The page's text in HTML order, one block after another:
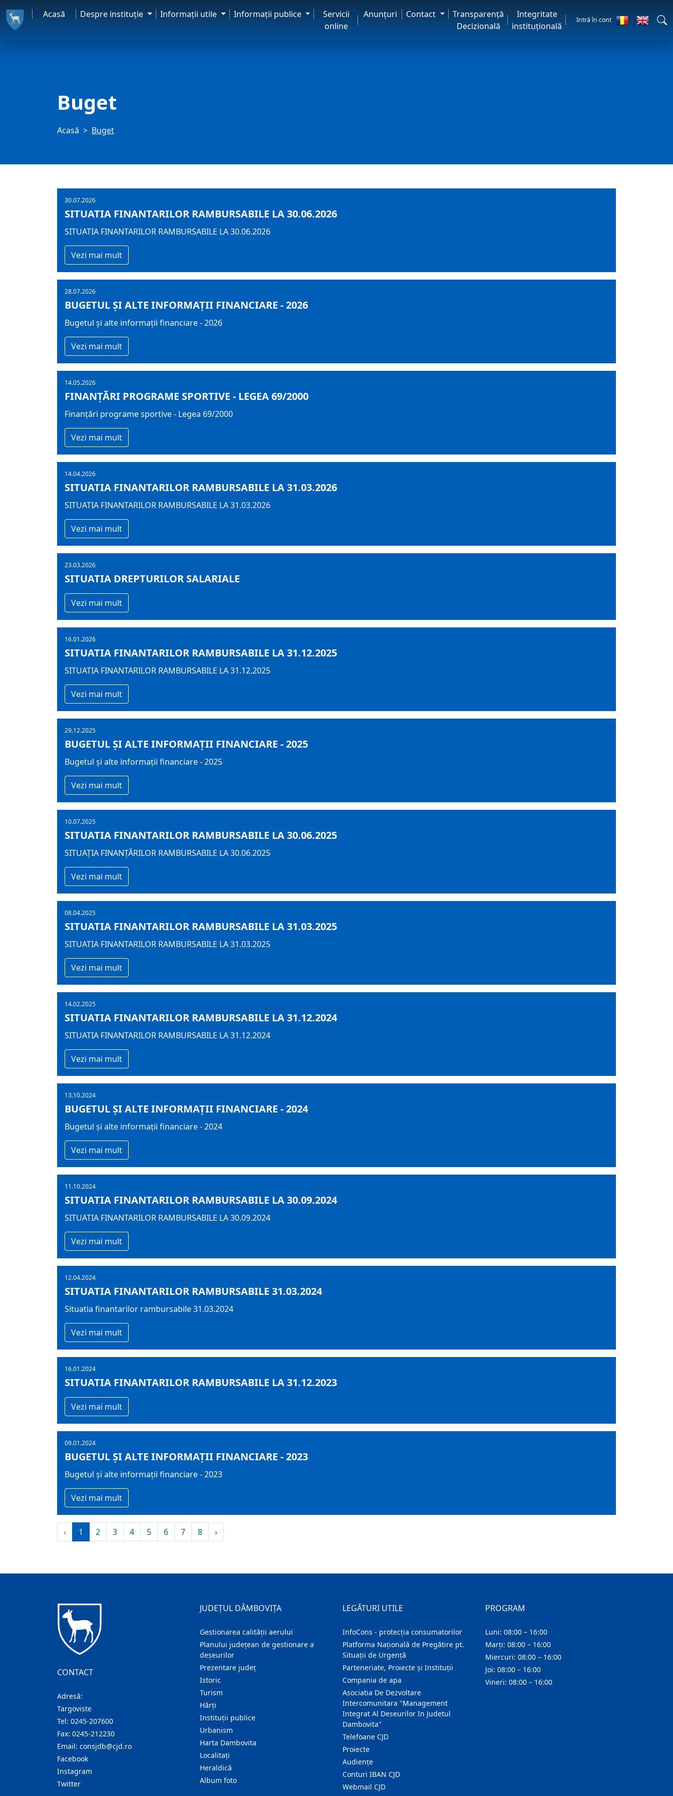
Acasă Despre instituţie Informaţii utile Informaţii publice
Servicii
online
Anunţuri Contact
Transparență
Decizională
Integritate
instituțională
Intră în cont
Buget
Acasă Buget
30.07.2026
SITUATIA FINANTARILOR RAMBURSABILE LA 30.06.2026
SITUATIA FINANTARILOR RAMBURSABILE LA 30.06.2026
Vezi mai mult
28.07.2026
BUGETUL ŞI ALTE INFORMAȚII FINANCIARE - 2026
Bugetul şi alte informații financiare - 2026
Vezi mai mult
14.05.2026
FINANȚĂRI PROGRAME SPORTIVE - LEGEA 69/2000
Finanțări programe sportive - Legea 69/2000
Vezi mai mult
14.04.2026
SITUATIA FINANTARILOR RAMBURSABILE LA 31.03.2026
SITUATIA FINANTARILOR RAMBURSABILE LA 31.03.2026
Vezi mai mult
23.03.2026
SITUATIA DREPTURILOR SALARIALE
Vezi mai mult
16.01.2026
SITUATIA FINANTARILOR RAMBURSABILE LA 31.12.2025
SITUATIA FINANTARILOR RAMBURSABILE LA 31.12.2025
Vezi mai mult
29.12.2025
BUGETUL ŞI ALTE INFORMAȚII FINANCIARE - 2025
Bugetul şi alte informații financiare - 2025
Vezi mai mult
10.07.2025
SITUATIA FINANTARILOR RAMBURSABILE LA 30.06.2025
SITUAȚIA FINANȚĂRILOR RAMBURSABILE LA 30.06.2025
Vezi mai mult
08.04.2025
SITUATIA FINANTARILOR RAMBURSABILE LA 31.03.2025
SITUATIA FINANTARILOR RAMBURSABILE LA 31.03.2025
Vezi mai mult
14.02.2025
SITUATIA FINANTARILOR RAMBURSABILE LA 31.12.2024
SITUATIA FINANTARILOR RAMBURSABILE LA 31.12.2024
Vezi mai mult
13.10.2024
BUGETUL ŞI ALTE INFORMAȚII FINANCIARE - 2024
Bugetul şi alte informații financiare - 2024
Vezi mai mult
11.10.2024
SITUATIA FINANTARILOR RAMBURSABILE LA 30.09.2024
SITUATIA FINANTARILOR RAMBURSABILE LA 30.09.2024
Vezi mai mult
12.04.2024
SITUATIA FINANTARILOR RAMBURSABILE 31.03.2024
Situatia finantarilor rambursabile 31.03.2024
Vezi mai mult
16.01.2024
SITUATIA FINANTARILOR RAMBURSABILE LA 31.12.2023
Vezi mai mult
09.01.2024
BUGETUL ŞI ALTE INFORMAȚII FINANCIARE - 2023
Bugetul şi alte informații financiare - 2023
Vezi mai mult
‹ 1 2 3 4 5 6 7 8 ›
CONTACT
Adresă:
Targoviste
Tel: 0245-207600
Fax: 0245-212230
Email: consjdb@cjd.ro
Facebook
Instagram
Twitter
JUDEȚUL DÂMBOVIȚA
Gestionarea calității aerului
Planului județean de gestionare a
deșeurilor
Prezentare judeţ
Istoric
Turism
Hărţi
Instituţii publice
Urbanism
Harta Dambovita
Localitaţi
Heraldică
Album foto
LEGĂTURI UTILE
InfoCons - protecția consumatorilor
Platforma Națională de Pregătire pt.
Situații de Urgență
Parteneriate, Proiecte și Instituții
Compania de apa
Asociatia De Dezvoltare
Intercomunitara "Management
Integrat Al Deseurilor In Judetul
Dambovita"
Telefoane CJD
Proiecte
Audienţe
Conturi IBAN CJD
Webmail CJD
PROGRAM
Luni: 08:00 – 16:00
Marți: 08:00 – 16:00
Miercuri: 08:00 – 16:00
Joi: 08:00 – 16:00
Vineri: 08:00 – 16:00